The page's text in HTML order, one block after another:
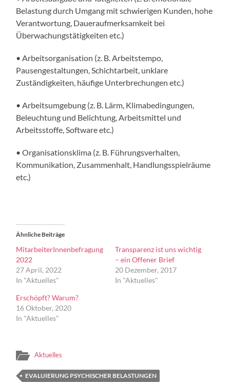
Belastung durch Umgang mit schwierigen Kunden, hohe
Verantwortung, Daueraufmerksamkeit bei
Überwachungstätigkeiten etc.)
• Arbeitsorganisation (z. B. Arbeitstempo,
Pausengestaltungen, Schichtarbeit, unklare
Zuständigkeiten, häufige Unterbrechungen etc.)
• Arbeitsumgebung (z. B. Lärm, Klimabedingungen,
Beleuchtung und Belichtung, Arbeitsmittel und
Arbeitsstoffe, Software etc.)
• Organisationsklima (z. B. Führungsverhalten,
Kommunikation, Zusammenhalt, Handlungsspielräume
etc.)
Ähnliche Beiträge
MitarbeiterInnenbefragung
2022
27 April, 2022
In "Aktuelles"
Transparenz ist uns wichtig
– ein Offener Brief
20 Dezember, 2017
In "Aktuelles"
Erschöpft? Warum?
16 Oktober, 2020
In "Aktuelles"
Aktuelles
EVALUIERUNG PSYCHISCHER BELASTUNGEN